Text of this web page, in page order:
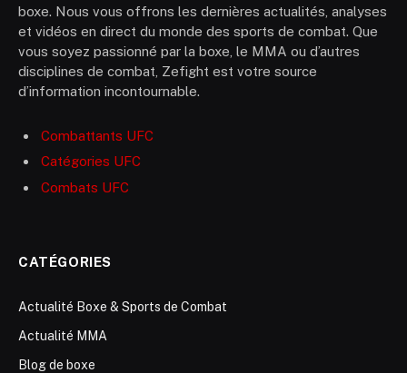
boxe. Nous vous offrons les dernières actualités, analyses
et vidéos en direct du monde des sports de combat. Que
vous soyez passionné par la boxe, le MMA ou d’autres
disciplines de combat, Zefight est votre source
d’information incontournable.
Combattants UFC
Catégories UFC
Combats UFC
CATÉGORIES
Actualité Boxe & Sports de Combat
Actualité MMA
Blog de boxe